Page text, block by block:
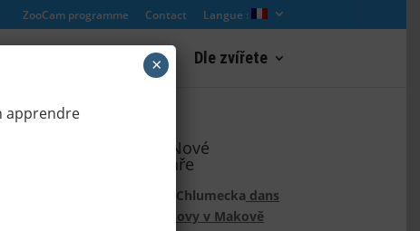
ZooCam programme Contact Langue :
Webcam paysage Dle zvířete
(Czech) Nové
komentáře
Petra Chlumecka dans
Útok sovy v Makově
apprendre
×